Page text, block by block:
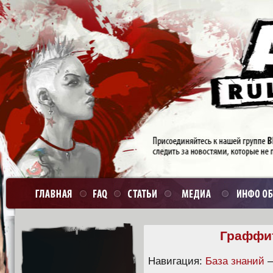
Навигация: База знаний